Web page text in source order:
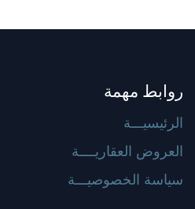
روابط مهمة
الرئيسيـــة
العروض العقاريــــة
سياسة الخصوصيـــة